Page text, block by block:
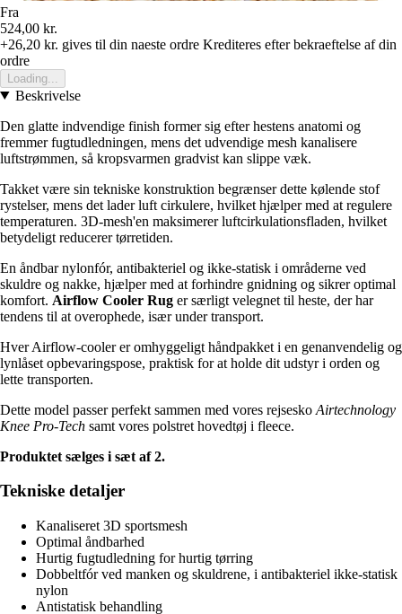
Fra
524,00 kr.
+26,20 kr. gives til din naeste ordre Krediteres efter bekraeftelse af din
ordre
Loading...
Beskrivelse
Den glatte indvendige finish former sig efter hestens anatomi og
fremmer fugtudledningen, mens det udvendige mesh kanalisere
luftstrømmen, så kropsvarmen gradvist kan slippe væk.
Takket være sin tekniske konstruktion begrænser dette kølende stof
rystelser, mens det lader luft cirkulere, hvilket hjælper med at regulere
temperaturen. 3D-mesh'en maksimerer luftcirkulationsfladen, hvilket
betydeligt reducerer tørretiden.
En åndbar nylonfór, antibakteriel og ikke-statisk i områderne ved
skuldre og nakke, hjælper med at forhindre gnidning og sikrer optimal
komfort. Airflow Cooler Rug er særligt velegnet til heste, der har
tendens til at overophede, især under transport.
Hver Airflow-cooler er omhyggeligt håndpakket i en genanvendelig og
lynlåset opbevaringspose, praktisk for at holde dit udstyr i orden og
lette transporten.
Dette model passer perfekt sammen med vores rejsesko Airtechnology
Knee Pro-Tech samt vores polstret hovedtøj i fleece.
Produktet sælges i sæt af 2.
Tekniske detaljer
Kanaliseret 3D sportsmesh
Optimal åndbarhed
Hurtig fugtudledning for hurtig tørring
Dobbeltfór ved manken og skuldrene, i antibakteriel ikke-statisk
nylon
Antistatisk behandling